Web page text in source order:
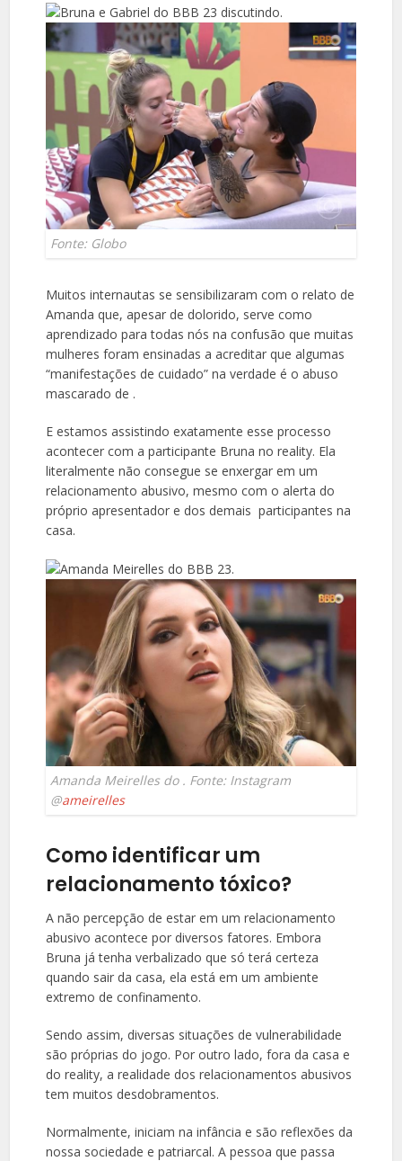
Fonte: Globo
Muitos internautas se sensibilizaram com o relato de
Amanda que, apesar de dolorido, serve como
aprendizado para todas nós na confusão que muitas
mulheres foram ensinadas a acreditar que algumas
“manifestações de cuidado” na verdade é o abuso
mascarado de .
E estamos assistindo exatamente esse processo
acontecer com a participante Bruna no reality. Ela
literalmente não consegue se enxergar em um
relacionamento abusivo, mesmo com o alerta do
próprio apresentador e dos demais participantes na
casa.
Amanda Meirelles do . Fonte: Instagram
@ameirelles
Como identificar um
relacionamento tóxico?
A não percepção de estar em um relacionamento
abusivo acontece por diversos fatores. Embora
Bruna já tenha verbalizado que só terá certeza
quando sair da casa, ela está em um ambiente
extremo de confinamento.
Sendo assim, diversas situações de vulnerabilidade
são próprias do jogo. Por outro lado, fora da casa e
do reality, a realidade dos relacionamentos abusivos
tem muitos desdobramentos.
Normalmente, iniciam na infância e são reflexões da
nossa sociedade e patriarcal. A pessoa que passa